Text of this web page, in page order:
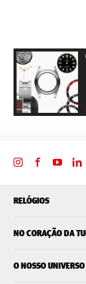
RELÓGIOS
NO CORAÇÃO DA
O NOSSO UNIVERSO